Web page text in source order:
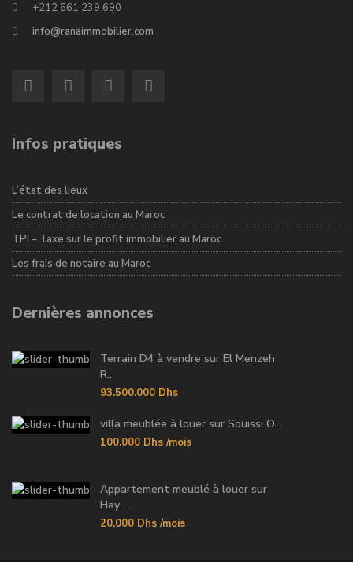
+212 661 239 690
info@ranaimmobilier.com
Infos pratiques
L’état des lieux
Le contrat de location au Maroc
TPI – Taxe sur le profit immobilier au Maroc
Les frais de notaire au Maroc
Dernières annonces
Terrain D4 à vendre sur El Menzeh
R...
93.500.000 Dhs
villa meublée à louer sur Souissi O...
100.000 Dhs /mois
Appartement meublé à louer sur
Hay ...
20.000 Dhs /mois